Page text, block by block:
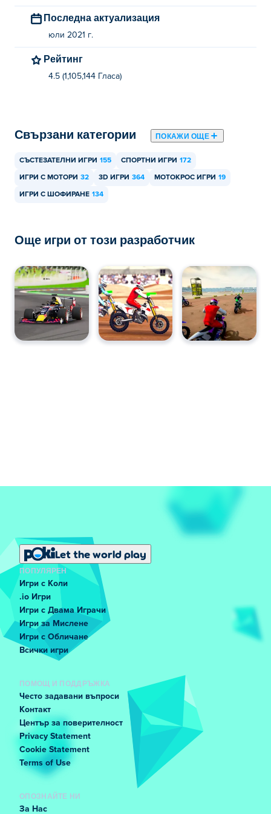
Последна актуализация
юли 2021 г.
Рейтинг
4.5 (1,105,144 Гласa)
Свързани категории ПОКАЖИ ОЩЕ
СЪСТЕЗАТЕЛНИ ИГРИ 155 СПОРТНИ ИГРИ 172
ИГРИ С МОТОРИ 32 3D ИГРИ 364 МОТОКРОС ИГРИ 19
ИГРИ С ШОФИРАНЕ 134
Още игри от този разработчик
Let the world play
ПОПУЛЯРЕН
Игри с Коли
.io Игри
Игри с Двама Играчи
Игри за Мислене
Игри с Обличане
Всички игри
ПОМОЩ И ПОДДРЪЖКА
Често задавани въпроси
Контакт
Център за поверителност
Privacy Statement
Cookie Statement
Terms of Use
ОПОЗНАЙТЕ НИ
За Нас